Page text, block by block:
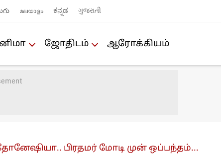
മലയാളം ಕನ್ನಡ ગુજરાતી
ஜோ‌திட‌ம் ஆரோக்கியம்
பிரதமர் மோடி முன் ஒப்பந்தம்...